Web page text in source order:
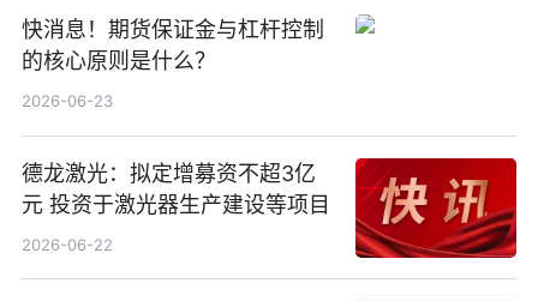
快消息！期货保证金与杠杆控制
的核心原则是什么？
2026-06-23
德龙激光：拟定增募资不超3亿
元 投资于激光器生产建设等项目
2026-06-22